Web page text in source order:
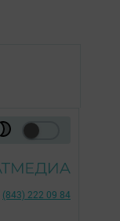
(843) 222 09 84